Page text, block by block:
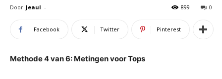
Door Jeaul - 0
899
Facebook Twitter Pinterest
Methode 4 van 6: Metingen voor Tops